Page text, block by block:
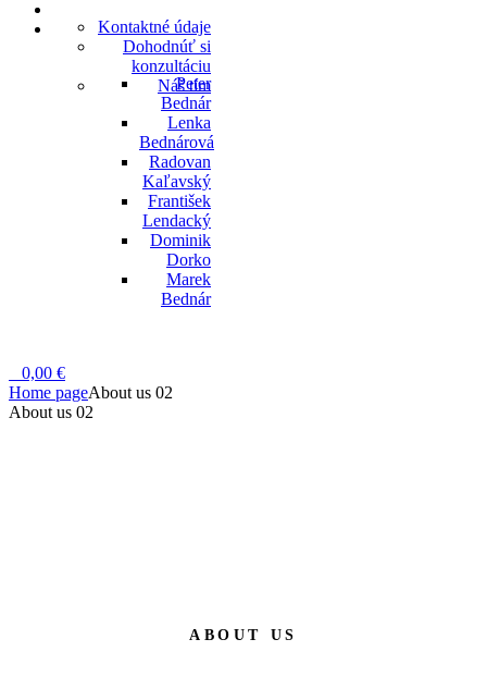
KONTAKT
Kontaktné údaje
Dohodnúť si
konzultáciu
Náš tím
Peter
Bednár
Lenka
Bednárová
Radovan
Kaľavský
František
Lendacký
Dominik
Dorko
Marek
Bednár
0,00 €
Menu
Home pageAbout us 02
About us 02
ABOUT US